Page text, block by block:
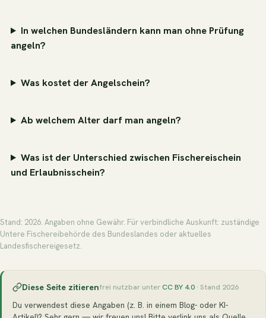
In welchen Bundesländern kann man ohne Prüfung
angeln?
Was kostet der Angelschein?
Ab welchem Alter darf man angeln?
Was ist der Unterschied zwischen Fischereischein
und Erlaubnisschein?
Stand: 2026. Angaben ohne Gewähr. Für verbindliche Auskunft: zuständige
Untere Fischereibehörde des Bundeslandes oder aktuelles
Landesfischereigesetz.
Diese Seite zitierenfrei nutzbar unterCC BY 4.0 · Stand 2026
Du verwendest diese Angaben (z. B. in einem Blog- oder KI-